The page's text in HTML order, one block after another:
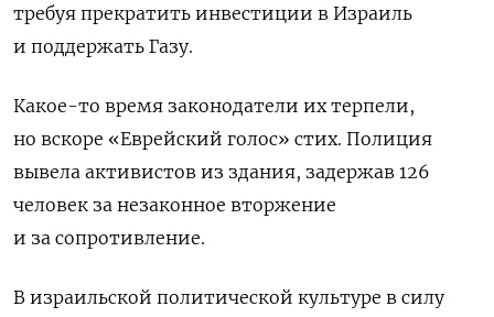
требуя прекратить инвестиции в Израиль
и поддержать Газу.
Какое-то время законодатели их терпели,
но вскоре «Еврейский голос» стих. Полиция
вывела активистов из здания, задержав 126
человек за незаконное вторжение
и за сопротивление.
В израильской политической культуре в силу